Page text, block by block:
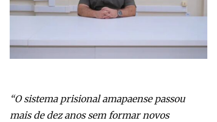
“O sistema prisional amapaense passou
mais de dez anos sem formar novos